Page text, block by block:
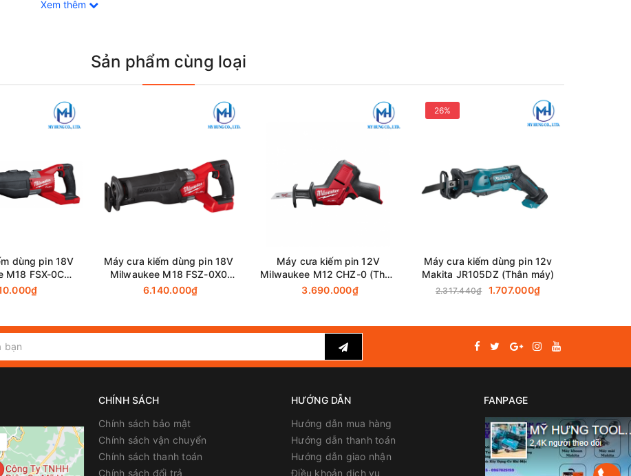
Xem thêm
Sản phẩm cùng loại
dùng pin 18V
M18 FSX-0C
máy)
Máy cưa kiếm dùng pin 18V
Milwaukee M18 FSZ-0X0
(Thân máy)
6.140.000₫
Máy cưa kiếm pin 12V
Milwaukee M12 CHZ-0 (Thân
máy)
3.690.000₫
26%
Máy cưa kiếm dùng pin 12v
Makita JR105DZ (Thân máy)
2.317.440₫ 1.707.000₫
CHÍNH SÁCH
Chính sách bảo mật
Chính sách vận chuyển
Chính sách thanh toán
Chính sách đổi trả
HƯỚNG DẪN
Hướng dẫn mua hàng
Hướng dẫn thanh toán
Hướng dẫn giao nhận
Điều khoản dịch vụ
FANPAGE